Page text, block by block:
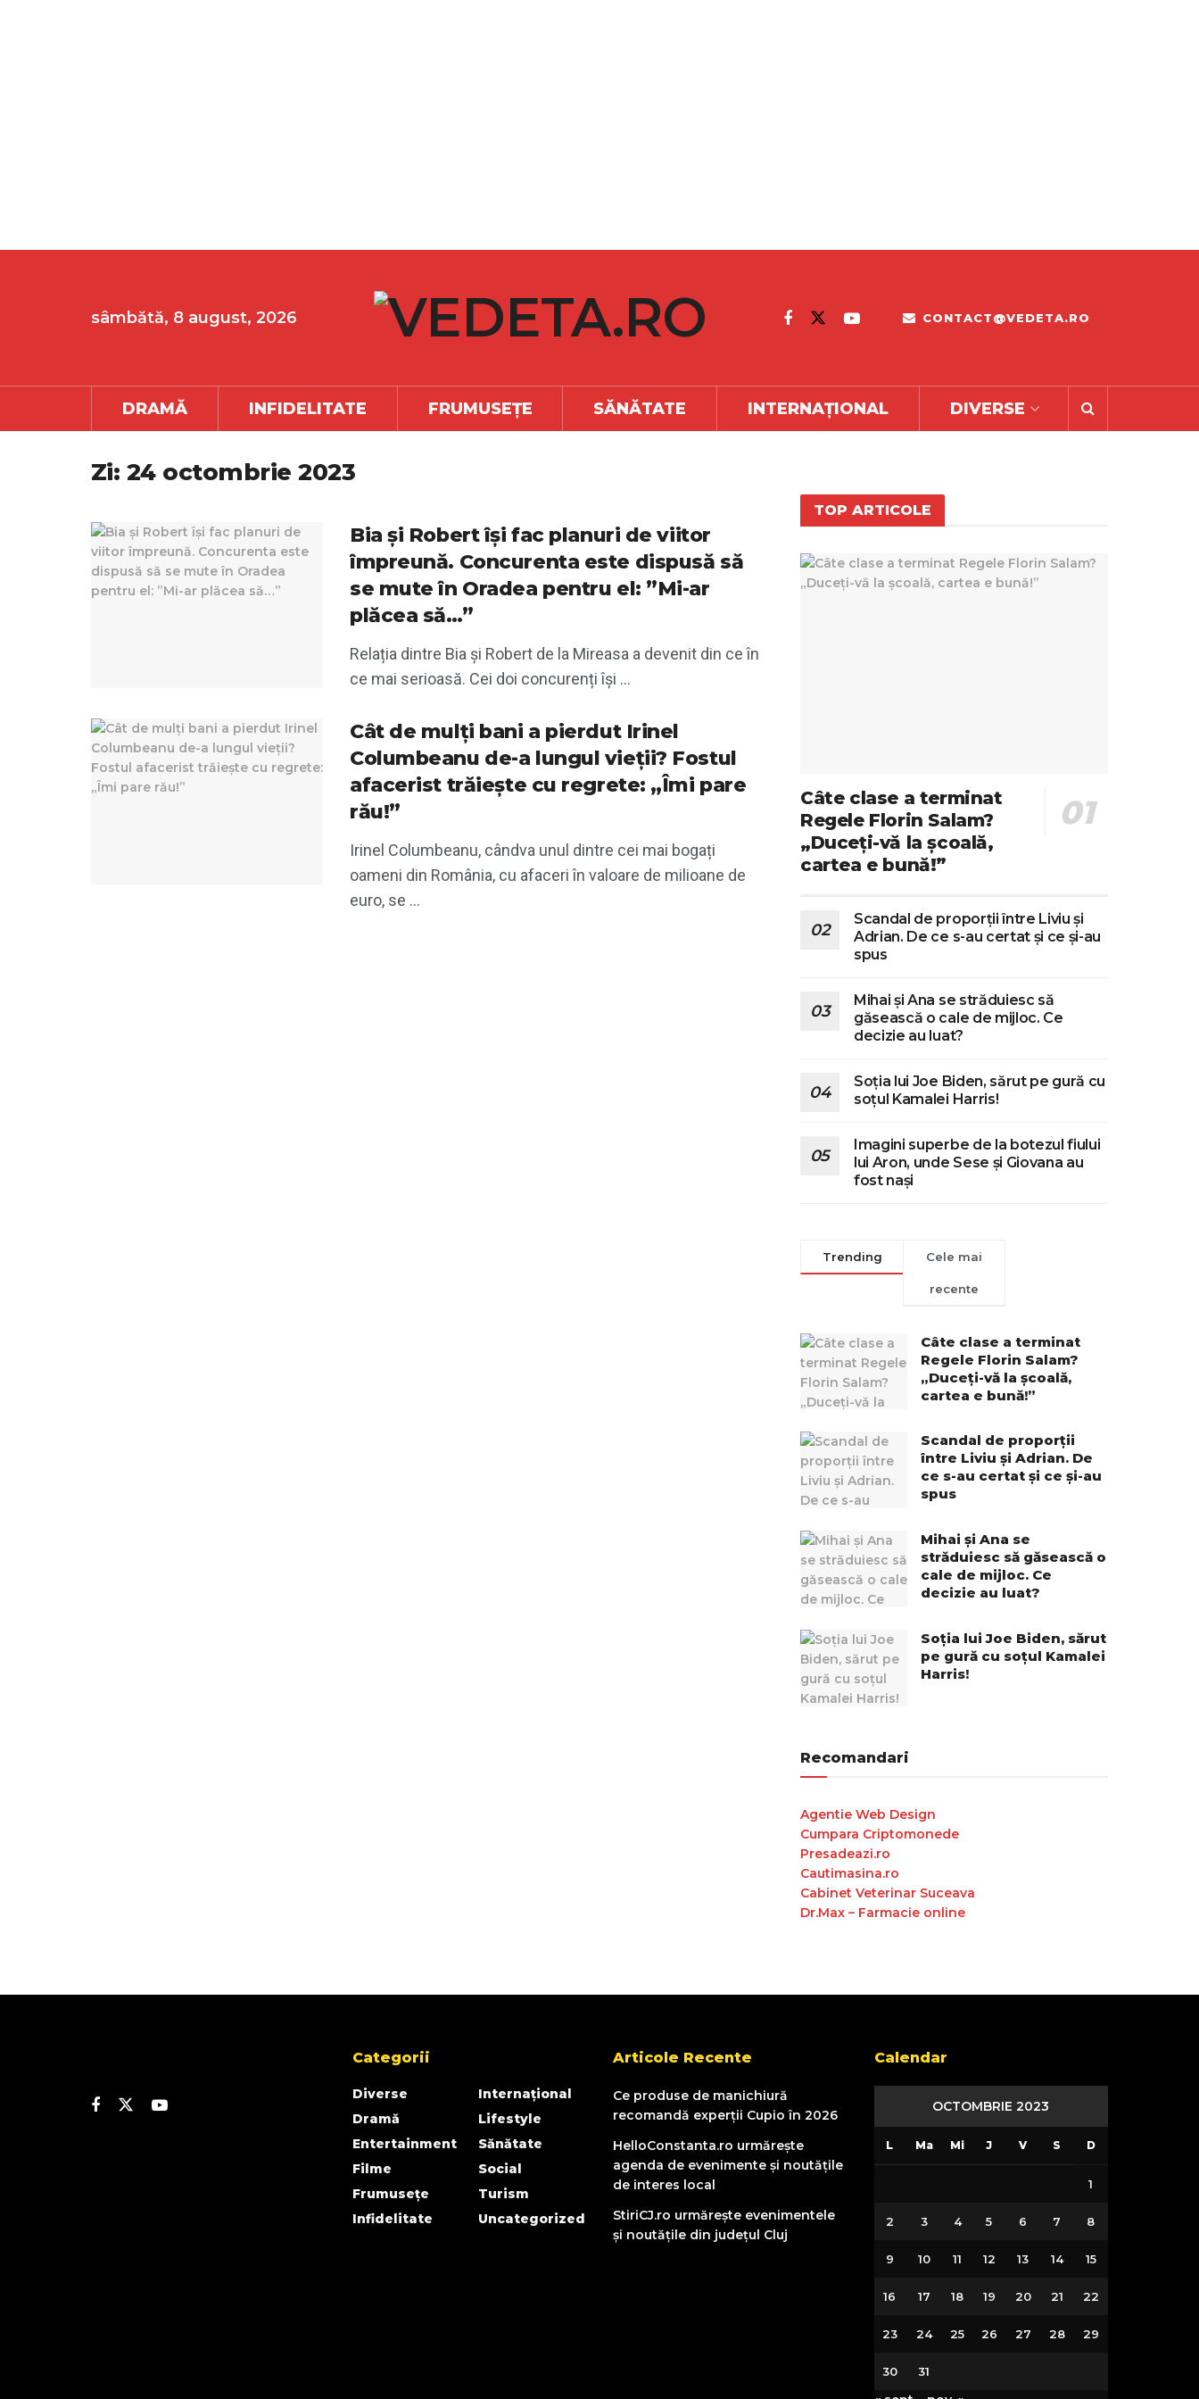
sâmbătă, 8 august, 2026 CONTACT@VEDETA.RO
DRAMĂ INFIDELITATE FRUMUSEȚE SĂNĂTATE INTERNAȚIONAL DIVERSE
Zi: 24 octombrie 2023
Bia și Robert își fac planuri de viitor
împreună. Concurenta este dispusă să
se mute în Oradea pentru el: ”Mi-ar
plăcea să…”
Relația dintre Bia și Robert de la Mireasa a devenit din ce în
ce mai serioasă. Cei doi concurenți își ...
Cât de mulți bani a pierdut Irinel
Columbeanu de-a lungul vieții? Fostul
afacerist trăiește cu regrete: „Îmi pare
rău!”
Irinel Columbeanu, cândva unul dintre cei mai bogați
oameni din România, cu afaceri în valoare de milioane de
euro, se ...
TOP ARTICOLE
Câte clase a terminat
Regele Florin Salam?
„Duceți-vă la școală,
cartea e bună!”
Scandal de proporții între Liviu și
Adrian. De ce s-au certat și ce și-au
spus
Mihai și Ana se străduiesc să
găsească o cale de mijloc. Ce
decizie au luat?
Soția lui Joe Biden, sărut pe gură cu
soțul Kamalei Harris!
Imagini superbe de la botezul fiului
lui Aron, unde Sese și Giovana au
fost nași
Trending Cele mai
recente
Câte clase a terminat
Regele Florin Salam?
„Duceți-vă la școală,
cartea e bună!”
Scandal de proporții
între Liviu și Adrian. De
ce s-au certat și ce și-au
spus
Mihai și Ana se
străduiesc să găsească o
cale de mijloc. Ce
decizie au luat?
Soția lui Joe Biden, sărut
pe gură cu soțul Kamalei
Harris!
Recomandari
Agentie Web Design
Cumpara Criptomonede
Presadeazi.ro
Cautimasina.ro
Cabinet Veterinar Suceava
Dr.Max – Farmacie online
Categorii
Diverse
Dramă
Entertainment
Filme
Frumusețe
Infidelitate
Internațional
Lifestyle
Sănătate
Social
Turism
Uncategorized
Articole Recente
Ce produse de manichiură
recomandă experții Cupio în 2026
HelloConstanta.ro urmărește
agenda de evenimente și noutățile
de interes local
StiriCJ.ro urmărește evenimentele
și noutățile din județul Cluj
Calendar
OCTOMBRIE 2023
L Ma Mi J V S D
1
2 3 4 5 6 7 8
9 10 11 12 13 14 15
16 17 18 19 20 21 22
23 24 25 26 27 28 29
30 31